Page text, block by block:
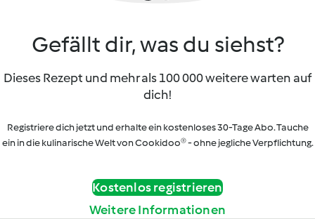
Gefällt dir, was du siehst?
Dieses Rezept und mehr als 100 000 weitere warten auf
dich!
Registriere dich jetzt und erhalte ein kostenloses 30-Tage Abo. Tauche
ein in die kulinarische Welt von Cookidoo® - ohne jegliche Verpflichtung.
Kostenlos registrieren
Weitere Informationen